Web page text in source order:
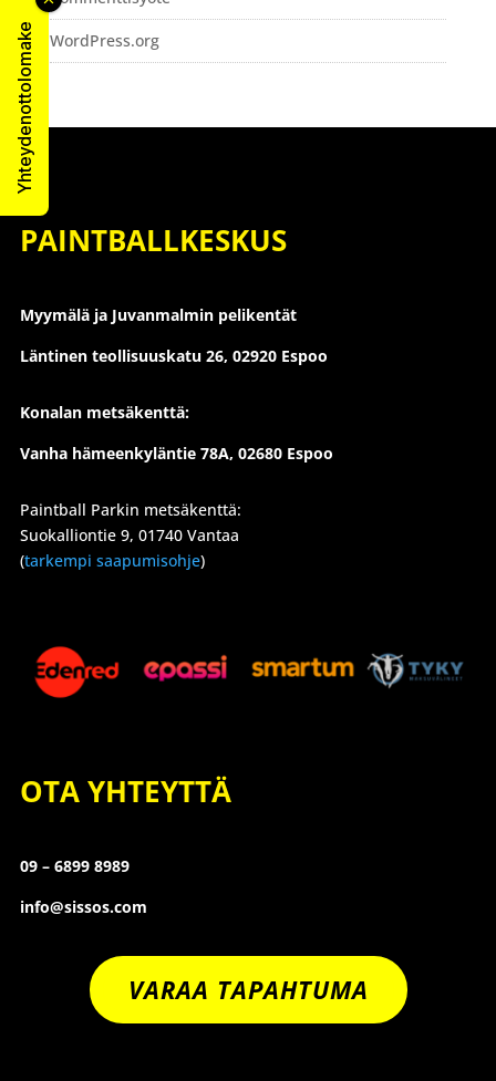
Yhteydenottolomake WordPress.org
PAINTBALLKESKUS
Myymälä ja Juvanmalmin pelikentät
Läntinen teollisuuskatu 26, 02920 Espoo
Konalan metsäkenttä:
Vanha hämeenkyläntie 78A, 02680 Espoo
Paintball Parkin metsäkenttä:
Suokalliontie 9, 01740 Vantaa
(tarkempi saapumisohje)
OTA YHTEYTTÄ
09 – 6899 8989
info@sissos.com
VARAA TAPAHTUMA